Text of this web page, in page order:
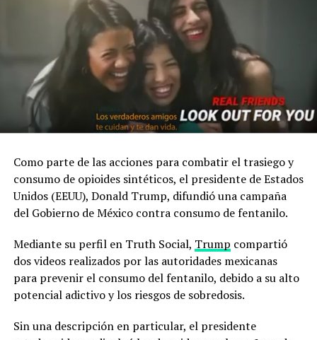
Como parte de las acciones para combatir el trasiego y
consumo de opioides sintéticos, el presidente de Estados
Unidos (EEUU), Donald Trump, difundió una campaña
del Gobierno de México contra consumo de fentanilo.
Mediante su perfil en Truth Social, Trump compartió
dos videos realizados por las autoridades mexicanas
para prevenir el consumo del fentanilo, debido a su alto
potencial adictivo y los riesgos de sobredosis.
Sin una descripción en particular, el presidente